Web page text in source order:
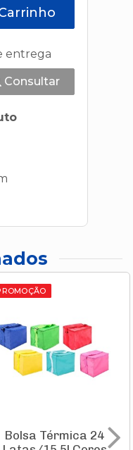
entrega
Consultar
Bolsa Térmica 24